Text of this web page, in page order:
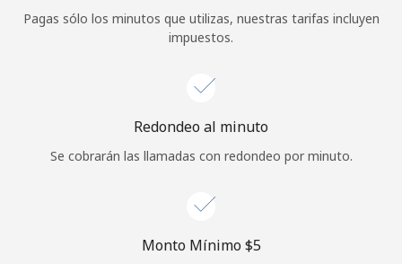
Iniciar Sesión
Continuar con
Pagas sólo los minutos que utilizas, nuestras tarifas incluyen
impuestos.
Redondeo al minuto
Se cobrarán las llamadas con redondeo por minuto.
Monto Mínimo ⁦$5⁩